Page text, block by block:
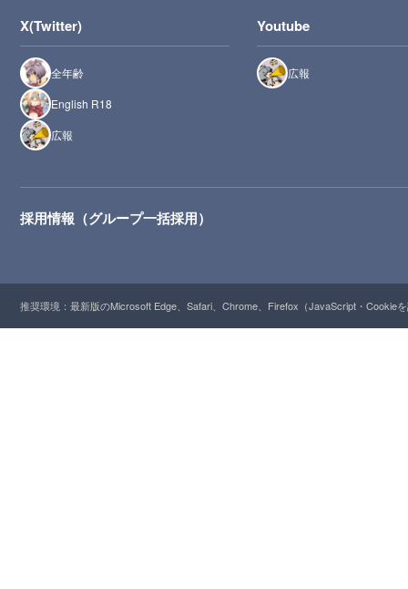
X(Twitter)
全年齢
English R18
広報
Youtube
広報
採用情報（グループ一括採用）
推奨環境：最新版のMicrosoft Edge、Safari、Chrome、Firefox（JavaScript・Cookie